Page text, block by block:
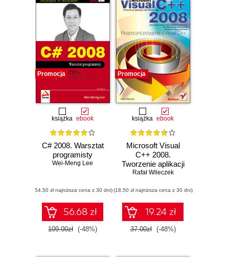
Promocja
książka ebook
C# 2008. Warsztat
programisty
Wei-Meng Lee
(54,50 zł najniższa cena z 30 dni)
56.68 zł
109.00zł (-48%)
Promocja
książka ebook
Microsoft Visual
C++ 2008.
Tworzenie aplikacji
dla Windows
Rafał Wileczek
(18,50 zł najniższa cena z 30 dni)
19.24 zł
37.00zł (-48%)